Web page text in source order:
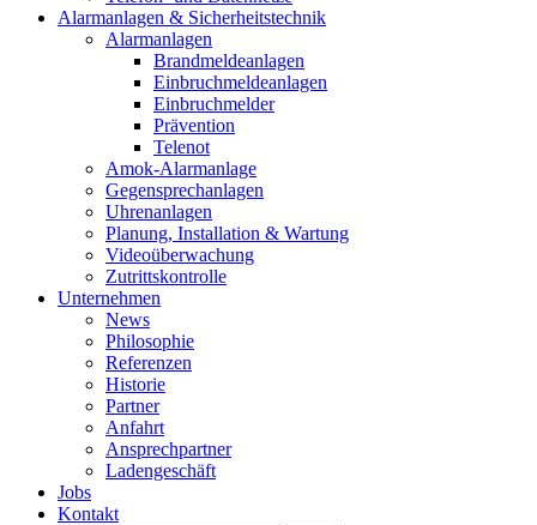
Alarmanlagen & Sicherheitstechnik
Alarmanlagen
Brandmeldeanlagen
Einbruchmeldeanlagen
Einbruchmelder
Prävention
Telenot
Amok-Alarmanlage
Gegensprechanlagen
Uhrenanlagen
Planung, Installation & Wartung
Videoüberwachung
Zutrittskontrolle
Unternehmen
News
Philosophie
Referenzen
Historie
Partner
Anfahrt
Ansprechpartner
Ladengeschäft
Jobs
Kontakt